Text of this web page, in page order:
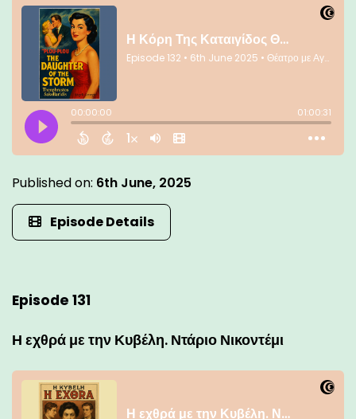
Published on: 6th June, 2025
Episode Details
Episode 131
Η εχθρά με την Κυβέλη. Ντάριο Νικοντέμι